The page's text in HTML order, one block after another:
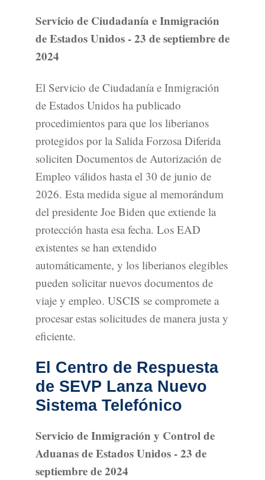
Servicio de Ciudadanía e Inmigración
de Estados Unidos - 23 de septiembre de
2024
El Servicio de Ciudadanía e Inmigración
de Estados Unidos ha publicado
procedimientos para que los liberianos
protegidos por la Salida Forzosa Diferida
soliciten Documentos de Autorización de
Empleo válidos hasta el 30 de junio de
2026. Esta medida sigue al memorándum
del presidente Joe Biden que extiende la
protección hasta esa fecha. Los EAD
existentes se han extendido
automáticamente, y los liberianos elegibles
pueden solicitar nuevos documentos de
viaje y empleo. USCIS se compromete a
procesar estas solicitudes de manera justa y
eficiente.
El Centro de Respuesta
de SEVP Lanza Nuevo
Sistema Telefónico
Servicio de Inmigración y Control de
Aduanas de Estados Unidos - 23 de
septiembre de 2024